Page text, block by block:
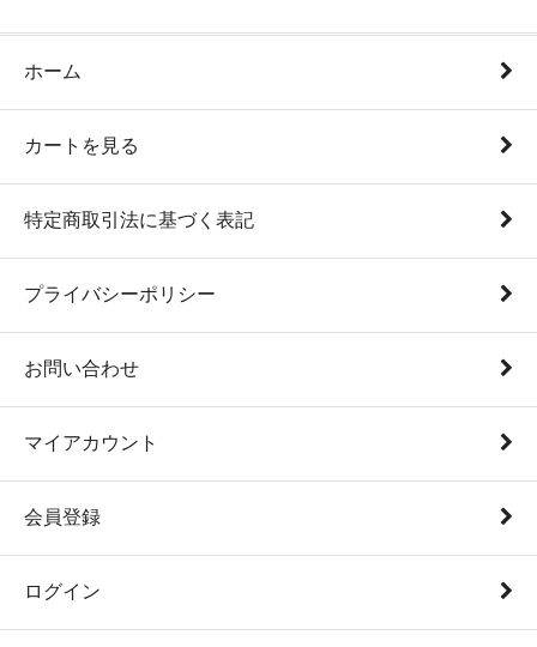
ホーム
カートを見る
特定商取引法に基づく表記
プライバシーポリシー
お問い合わせ
マイアカウント
会員登録
ログイン